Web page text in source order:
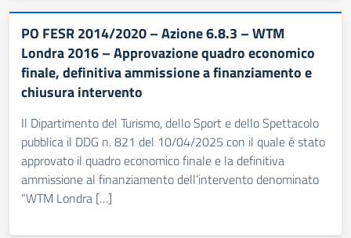
PO FESR 2014/2020 – Azione 6.8.3 – WTM
Londra 2016 – Approvazione quadro economico
finale, definitiva ammissione a finanziamento e
chiusura intervento
Il Dipartimento del Turismo, dello Sport e dello Spettacolo
pubblica il DDG n. 821 del 10/04/2025 con il quale é stato
approvato il quadro economico finale e la definitiva
ammissione al finanziamento dell’intervento denominato
“WTM Londra […]